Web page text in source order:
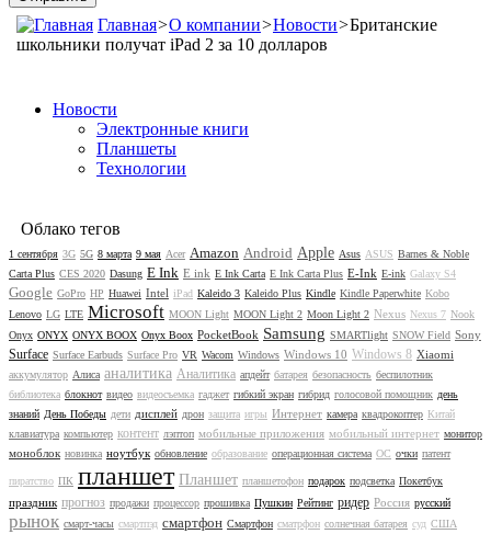
Главная>О компании>Новости>Британские
школьники получат iPad 2 за 10 долларов
Новости
Электронные книги
Планшеты
Технологии
Облако тегов
1 сентября 3G 5G 8 марта 9 мая Acer Amazon Android Apple Asus ASUS Barnes & Noble
Carta Plus CES 2020 Dasung E Ink E ink E Ink Carta E Ink Carta Plus E-Ink E-ink Galaxy S4
Google GoPro HP Huawei Intel iPad Kaleido 3 Kaleido Plus Kindle Kindle Paperwhite Kobo
Lenovo LG LTE Microsoft MOON Light MOON Light 2 Moon Light 2 Nexus Nexus 7 Nook
Onyx ONYX ONYX BOOX Onyx Boox PocketBook Samsung SMARTlight SNOW Field Sony
Surface Surface Earbuds Surface Pro VR Wacom Windows Windows 10 Windows 8 Xiaomi
аккумулятор Алиса аналитика Аналитика апдейт батарея безопасность беспилотник
библиотека блокнот видео видеосъемка гаджет гибкий экран гибрид голосовой помощник день
знаний День Победы дети дисплей дрон защита игры Интернет камера квадрокоптер Китай
клавиатура компьютер контент лэптоп мобильные приложения мобильный интернет монитор
моноблок новинка ноутбук обновление образование операционная система ОС очки патент
пиратство ПК планшет Планшет планшетофон подарок подсветка Покетбук
праздник прогноз продажи процессор прошивка Пушкин Рейтинг ридер Россия русский
рынок смарт-часы смартпэд смартфон Смартфон сматрфон солнечная батарея суд США